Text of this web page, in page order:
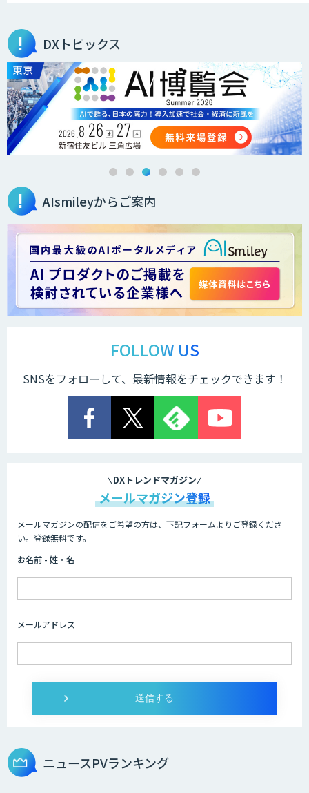
Docify（ドシファイ）
STORM Platform
Cogent AI Cabinet
AI/DX研修
imprai ezKotae
Microcosm×AIエンジニアでオンプレミ
生成AI活用 1day ブートキャンプ
データ分析エージェント
DXトピックス
AIsmileyからご案内
FOLLOW US
SNSをフォローして、最新情報をチェックできます！
DXトレンドマガジン
メールマガジン登録
メールマガジンの配信をご希望の方は、下記フォームよりご登録くださ
い。登録無料です。
お名前 - 姓・名
メールアドレス
ニュースPVランキング